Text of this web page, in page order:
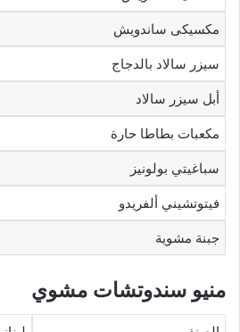
مكسيكى ساندويش
سيزر سالاد بالدجاج
أبل سيزر سالاد
مكعبات بطاطا حارة
سباغيتي بولونيز
فيتوتشيني ألفريدو
جبنة مشوية
منيو سندوتشات مشوي